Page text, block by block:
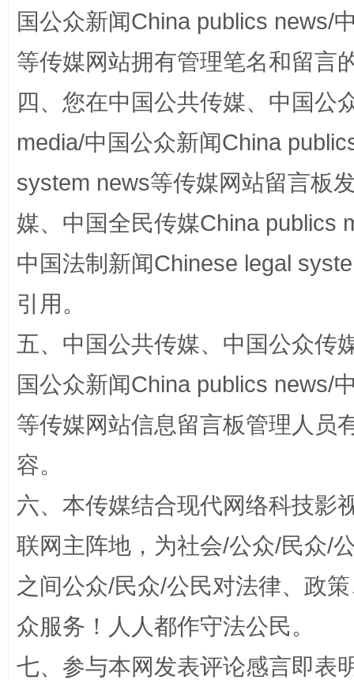
扯下公款旅游的“隐身衣” 如何以
国公众新闻China publics news/
等传媒网站拥有管理笔名和留言
四、您在中国公共传媒、中国公
media/中国公众新闻China
system news等传媒网站留言板
媒、中国全民传媒China publics
中国法制新闻Chinese legal
引用。
五、中国公共传媒、中国公众传
国公众新闻China publics news/
等传媒网站信息留言板管理人员
容。
六、本传媒结合现代网络科技影
联网主阵地，为社会/公众/民众/
之间公众/民众/公民对法律、政
众服务！人人都作守法公民。
七、参与本网发表评论感言即表